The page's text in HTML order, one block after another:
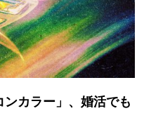
カラー」、婚活でも